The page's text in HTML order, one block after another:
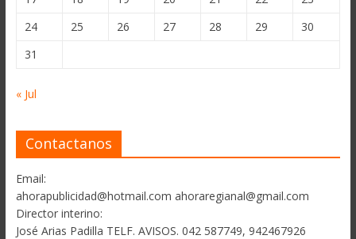
24
25 26 27 28 29
30
31
« Jul
Contactanos
Email:
ahorapublicidad@hotmail.com ahoraregianal@gmail.com
Director interino:
José Arias Padilla TELF. AVISOS. 042 587749, 942467926